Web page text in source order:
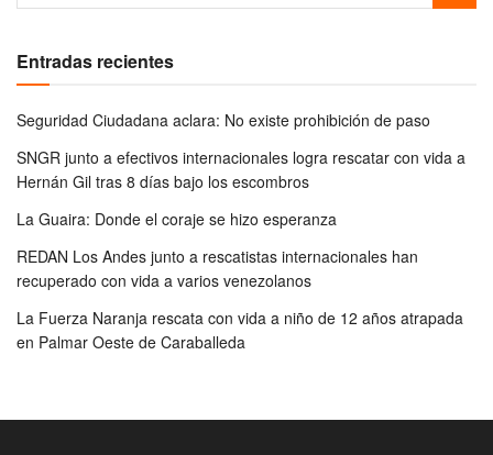
Entradas recientes
Seguridad Ciudadana aclara: No existe prohibición de paso
SNGR junto a efectivos internacionales logra rescatar con vida a
Hernán Gil tras 8 días bajo los escombros
La Guaira: Donde el coraje se hizo esperanza
REDAN Los Andes junto a rescatistas internacionales han
recuperado con vida a varios venezolanos
La Fuerza Naranja rescata con vida a niño de 12 años atrapada
en Palmar Oeste de Caraballeda